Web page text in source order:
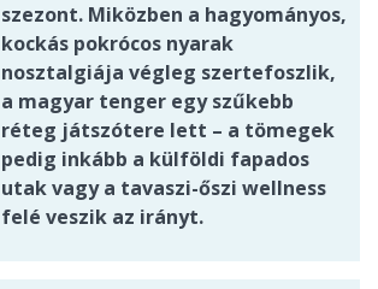
szezont. Miközben a hagyományos,
kockás pokrócos nyarak
nosztalgiája végleg szertefoszlik,
a magyar tenger egy szűkebb
réteg játszótere lett – a tömegek
pedig inkább a külföldi fapados
utak vagy a tavaszi-őszi wellness
felé veszik az irányt.